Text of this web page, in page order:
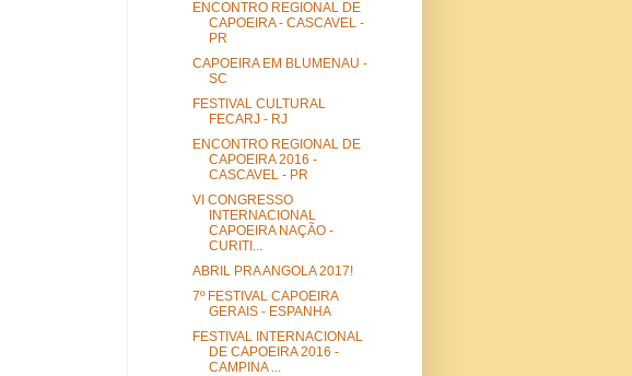
ENCONTRO REGIONAL DE
CAPOEIRA - CASCAVEL -
PR
CAPOEIRA EM BLUMENAU -
SC
FESTIVAL CULTURAL
FECARJ - RJ
ENCONTRO REGIONAL DE
CAPOEIRA 2016 -
CASCAVEL - PR
VI CONGRESSO
INTERNACIONAL
CAPOEIRA NAÇÃO -
CURITI...
ABRIL PRA ANGOLA 2017!
7º FESTIVAL CAPOEIRA
GERAIS - ESPANHA
FESTIVAL INTERNACIONAL
DE CAPOEIRA 2016 -
CAMPINA ...